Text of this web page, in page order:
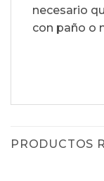
necesario
con paño o
PRODUCTOS